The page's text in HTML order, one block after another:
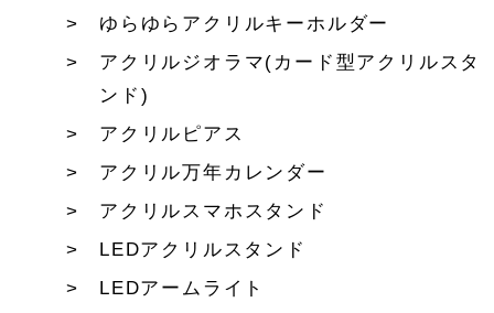
ゆらゆらアクリルキーホルダー
アクリルジオラマ(カード型アクリルスタ
ンド)
アクリルピアス
アクリル万年カレンダー
アクリルスマホスタンド
LEDアクリルスタンド
LEDアームライト